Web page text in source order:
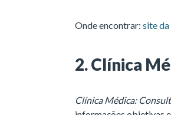
Onde encontrar: site
2. Clínica
Clínica Médica: